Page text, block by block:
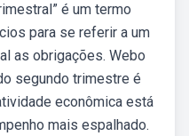
é um termo
para se referir a um
as obrigações. Webo
segundo trimestre é
econômica está
mais espalhado.